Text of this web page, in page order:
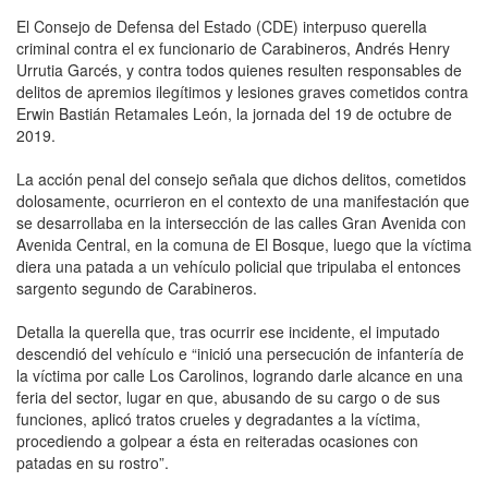
El Consejo de Defensa del Estado (CDE) interpuso querella
criminal contra el ex funcionario de Carabineros, Andrés Henry
Urrutia Garcés, y contra todos quienes resulten responsables de
delitos de apremios ilegítimos y lesiones graves cometidos contra
Erwin Bastián Retamales León, la jornada del 19 de octubre de
2019.
La acción penal del consejo señala que dichos delitos, cometidos
dolosamente, ocurrieron en el contexto de una manifestación que
se desarrollaba en la intersección de las calles Gran Avenida con
Avenida Central, en la comuna de El Bosque, luego que la víctima
diera una patada a un vehículo policial que tripulaba el entonces
sargento segundo de Carabineros.
Detalla la querella que, tras ocurrir ese incidente, el imputado
descendió del vehículo e “inició una persecución de infantería de
la víctima por calle Los Carolinos, logrando darle alcance en una
feria del sector, lugar en que, abusando de su cargo o de sus
funciones, aplicó tratos crueles y degradantes a la víctima,
procediendo a golpear a ésta en reiteradas ocasiones con
patadas en su rostro”.